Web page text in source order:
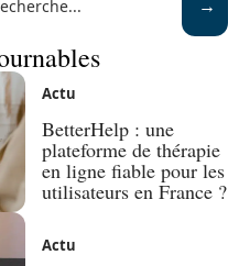
Actu
BetterHelp : une
plateforme de thérapie
en ligne fiable pour les
utilisateurs en France ?
Actu